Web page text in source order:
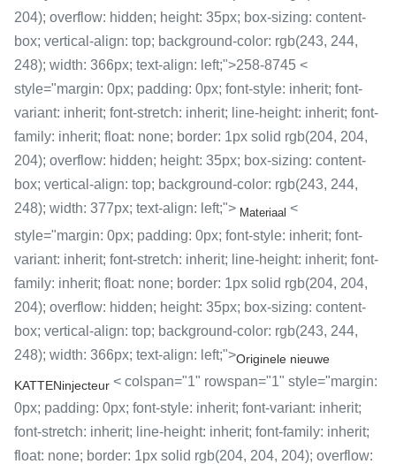
204); overflow: hidden; height: 35px; box-sizing: content-
box; vertical-align: top; background-color: rgb(243, 244,
248); width: 366px; text-align: left;">258-8745 <
style="margin: 0px; padding: 0px; font-style: inherit; font-
variant: inherit; font-stretch: inherit; line-height: inherit; font-
family: inherit; float: none; border: 1px solid rgb(204, 204,
204); overflow: hidden; height: 35px; box-sizing: content-
box; vertical-align: top; background-color: rgb(243, 244,
248); width: 377px; text-align: left;"> Materiaal <
style="margin: 0px; padding: 0px; font-style: inherit; font-
variant: inherit; font-stretch: inherit; line-height: inherit; font-
family: inherit; float: none; border: 1px solid rgb(204, 204,
204); overflow: hidden; height: 35px; box-sizing: content-
box; vertical-align: top; background-color: rgb(243, 244,
248); width: 366px; text-align: left;">Originele nieuwe
KATTENinjecteur < colspan="1" rowspan="1" style="margin:
0px; padding: 0px; font-style: inherit; font-variant: inherit;
font-stretch: inherit; line-height: inherit; font-family: inherit;
float: none; border: 1px solid rgb(204, 204, 204); overflow: